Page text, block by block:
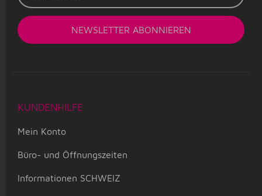
Adresse
NEWSLETTER ABONNIEREN
KUNDENHILFE
Mein Konto
Büro- und Öffnungszeiten
Informationen SCHWEIZ